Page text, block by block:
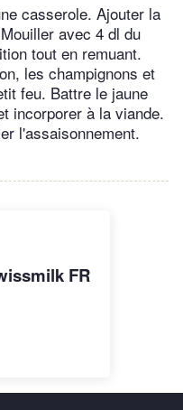
casserole. Ajouter la
avec 4 dl du
tout en remuant.
les champignons et
feu. Battre le jaune
incorporer à la viande.
l'assaisonnement.
FR